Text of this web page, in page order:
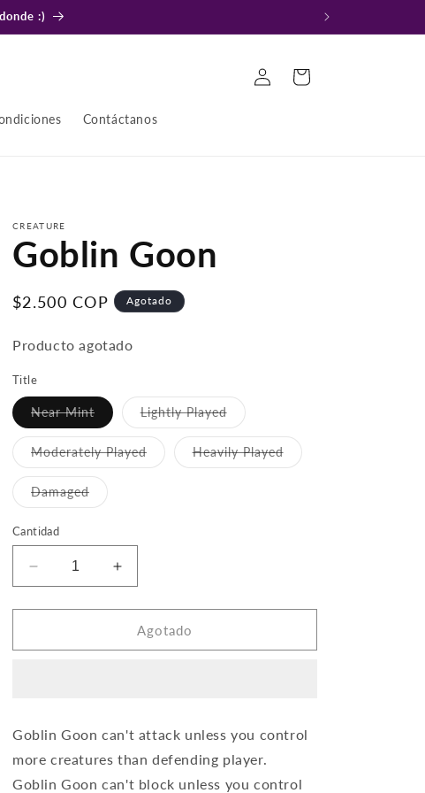
:)
Contáctanos
Iniciar
sesión
Carrito
CREATURE
Goblin Goon
Precio
$2.500 COP Agotado
Producto agotado
Title
Near MintVariante
agotada
o
no
disponible
Lightly PlayedVariante
agotada
o
no
disponible
Moderately PlayedVariante
agotada
Heavily PlayedVariante
agotada
DamagedVariante
agotada
Cantidad
Reducir
cantidad
para
Goon
Aumentar
cantidad
para
Goblin
Goon
Agotado
Goblin Goon can't attack unless you control
more creatures than defending player.
Goblin Goon can't block unless you control